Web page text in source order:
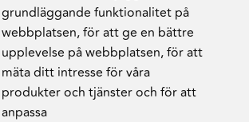
grundläggande funktionalitet på
webbplatsen,för att ge en bättre
upplevelse på webbplatsen,för att
mäta ditt intresse för våra
produkter och tjänster och för att
anpassa